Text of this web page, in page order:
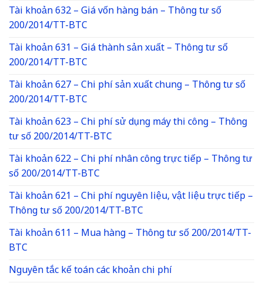
Tài khoản 632 – Giá vốn hàng bán – Thông tư số
200/2014/TT-BTC
Tài khoản 631 – Giá thành sản xuất – Thông tư số
200/2014/TT-BTC
Tài khoản 627 – Chi phí sản xuất chung – Thông tư số
200/2014/TT-BTC
Tài khoản 623 – Chi phí sử dụng máy thi công – Thông
tư số 200/2014/TT-BTC
Tài khoản 622 – Chi phí nhân công trực tiếp – Thông tư
số 200/2014/TT-BTC
Tài khoản 621 – Chi phí nguyên liệu, vật liệu trực tiếp –
Thông tư số 200/2014/TT-BTC
Tài khoản 611 – Mua hàng – Thông tư số 200/2014/TT-
BTC
Nguyên tắc kế toán các khoản chi phí